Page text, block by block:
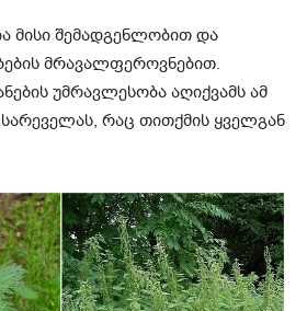
მისი შემადგენლობით და
მრავალფეროვნებით.
უმრავლესობა აღიქვამს ამ
რაც თითქმის ყველგან